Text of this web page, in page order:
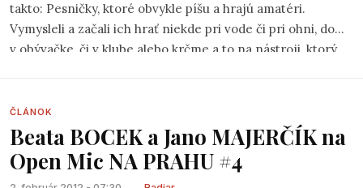
takto: Pesničky, ktoré obvykle píšu a hrajú amatéri.
Vymysleli a začali ich hrať niekde pri vode či pri ohni, doma
v obývačke, či v klube alebo krčme a to na nástroji, ktorý
amatérsky – občas priamočiary, inokedy kostrbatý,
romantický, humorný, kadejaký. Vždy má však čosi
spoločné so životom muzikanta a napokon aj so životom
tých, čo ho počúvajú. Vo folkových pesničkách sa
ČLÁNOK
Beata BOCEK a Jano MAJERČÍK na
Open Mic NA PRAHU #4